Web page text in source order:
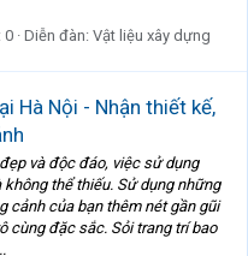
0 Diễn đàn: Vật liệu xây dựng
Hà Nội - Nhận thiết kế,
và độc đáo, việc sử dụng
thể thiếu. Sử dụng những
cảnh của bạn thêm nét gần gũi
cùng đặc sắc. Sỏi trang trí bao